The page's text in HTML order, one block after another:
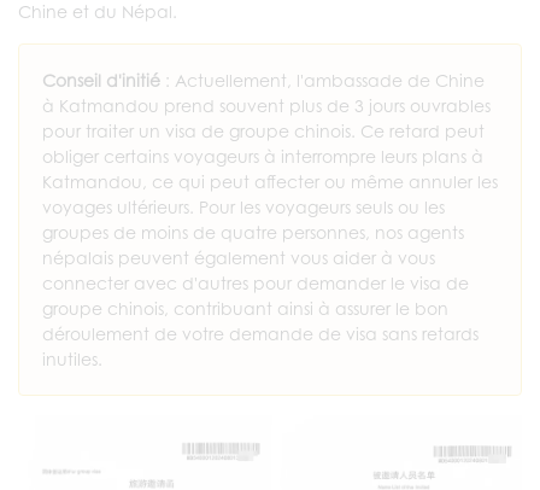
Chine et du Népal.
Conseil d'initié : Actuellement, l'ambassade de Chine
à Katmandou prend souvent plus de 3 jours ouvrables
pour traiter un visa de groupe chinois. Ce retard peut
obliger certains voyageurs à interrompre leurs plans à
Katmandou, ce qui peut affecter ou même annuler les
voyages ultérieurs. Pour les voyageurs seuls ou les
groupes de moins de quatre personnes, nos agents
népalais peuvent également vous aider à vous
connecter avec d'autres pour demander le visa de
groupe chinois, contribuant ainsi à assurer le bon
déroulement de votre demande de visa sans retards
inutiles.